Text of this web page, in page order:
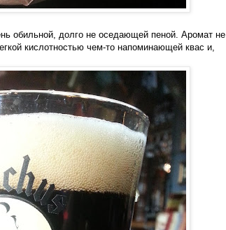
обильной, долго не оседающей пеной. Аромат не
кислотностью чем-то напоминающей квас и,